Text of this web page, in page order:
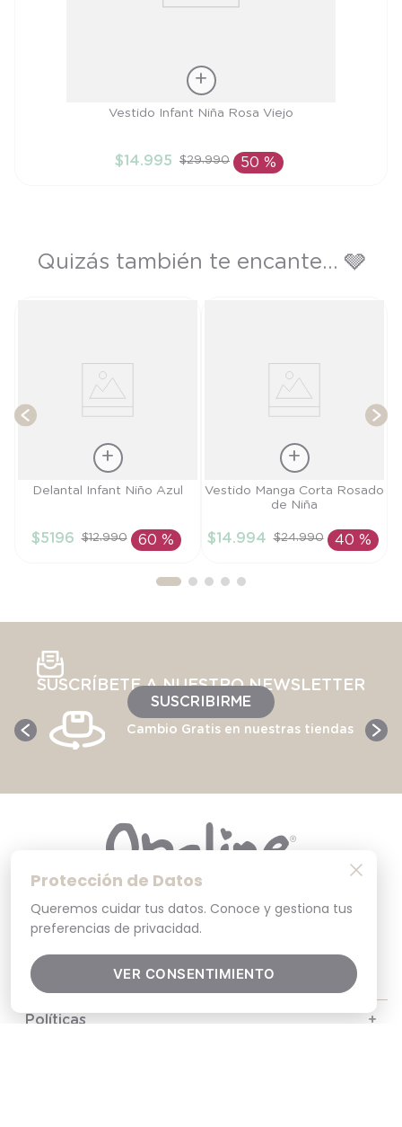
Protección de Datos
Queremos cuidar tus datos. Conoce y gestiona tus
preferencias de privacidad.
VER CONSENTIMIENTO
AÑADIR AL CARRITO
Vestido Infant Niña Rosa Viejo
$14.995 $29.990 50 %
Quizás también te encante... 🩶
Talla
AÑADIR AL
Delantal Infant Niño Azul
$5196 $12.990 60 %
Talla
AÑADIR AL
Vestido Manga Corta Rosado
de Niña
$14.994 $24.990 40 %
SUSCRÍBETE A NUESTRO NEWSLETTER
SUSCRIBIRME
Cambio Gratis en nuestras tiendas
Ayuda
Políticas +